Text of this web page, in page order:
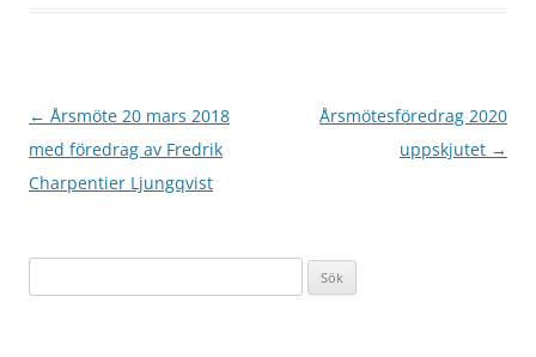
Inläggsnavigering
← Årsmöte 20 mars 2018
med föredrag av Fredrik
Charpentier Ljungqvist
Årsmötesföredrag 2020
uppskjutet →
efter: